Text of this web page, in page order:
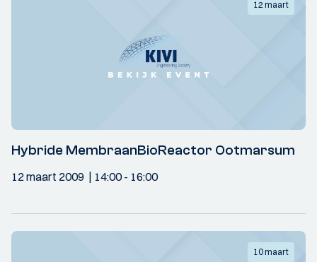
12 maart
Hybride MembraanBioReactor Ootmarsum
12 maart 2009 14:00- 16:00
10 maart